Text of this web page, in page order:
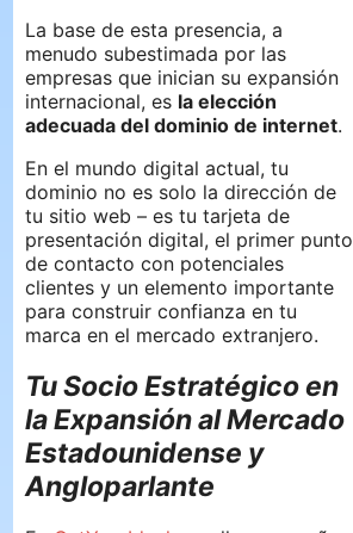
La base de esta presencia, a
menudo subestimada por las
empresas que inician su expansión
internacional, es la elección
adecuada del dominio de internet.
En el mundo digital actual, tu
dominio no es solo la dirección de
tu sitio web – es tu tarjeta de
presentación digital, el primer punto
de contacto con potenciales
clientes y un elemento importante
para construir confianza en tu
marca en el mercado extranjero.
Tu Socio Estratégico en
la Expansión al Mercado
Estadounidense y
Angloparlante